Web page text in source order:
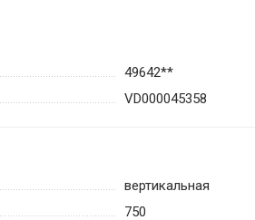
49642**
VD000045358
вертикальная
750